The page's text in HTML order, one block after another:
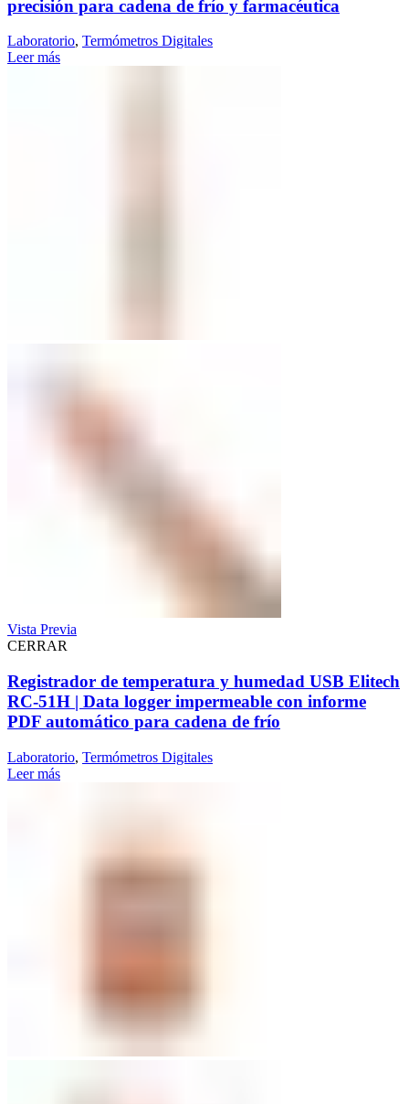
precisión para cadena de frío y farmacéutica
Laboratorio, Termómetros Digitales
Leer más
Vista Previa
CERRAR
Registrador de temperatura y humedad USB Elitech
RC-51H | Data logger impermeable con informe
PDF automático para cadena de frío
Laboratorio, Termómetros Digitales
Leer más